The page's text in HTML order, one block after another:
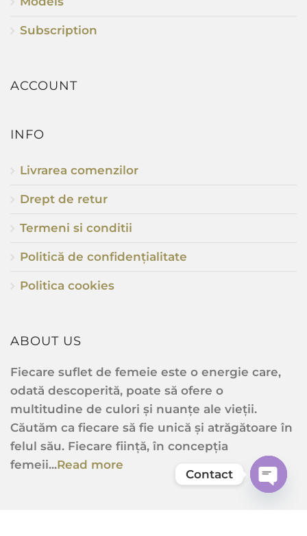
Subscription
ACCOUNT
INFO
Livrarea comenzilor
Drept de retur
Termeni si conditii
Politică de confidențialitate
Politica cookies
ABOUT US
Fiecare suflet de femeie este o energie care,
odată descoperită, poate să ofere o
multitudine de culori și nuanțe ale vieții.
Căutăm ca fiecare să fie unică și atrăgătoare în
felul său. Fiecare ființă, în concepția
femeii...Read more
Contact